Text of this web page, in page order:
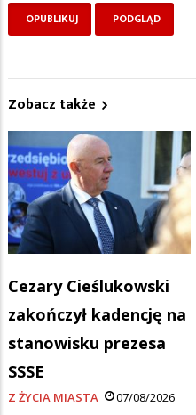
Zobacz także
Cezary Cieślukowski
zakończył kadencję na
stanowisku prezesa
SSSE
Z ŻYCIA MIASTA 07/08/2026